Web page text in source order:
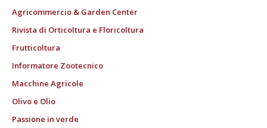
Agricommercio & Garden Center
Rivista di Orticoltura e Floricoltura
Frutticoltura
Informatore Zootecnico
Macchine Agricole
Olivo e Olio
Passione in verde